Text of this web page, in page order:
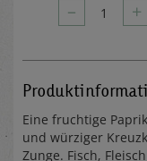
– 1 +
Eine fruchtige
und würziger
Zunge. Fisch,